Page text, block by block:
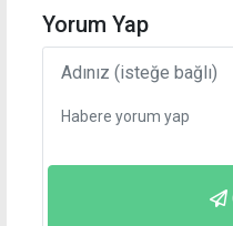
Yorum Yap